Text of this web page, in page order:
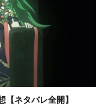
ネタバレ全開】